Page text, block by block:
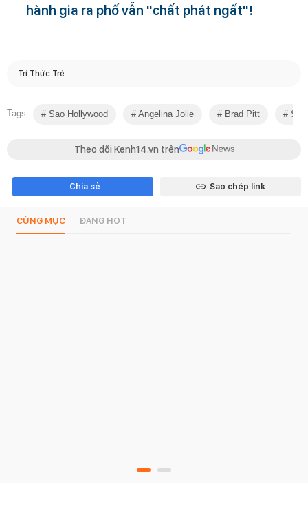
hành gia ra phố vẫn "chất phát ngất"!
Trí Thức Trẻ
Tags Sao Hollywood Angelina Jolie Brad Pitt
Theo dõi Kenh14.vn trên
Chia sẻ Sao chép link
CÙNG MỤC ĐANG HOT